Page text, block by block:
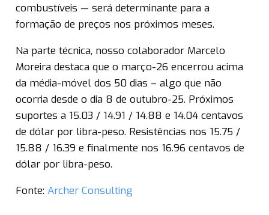
combustíveis — será determinante para a
formação de preços nos próximos meses.
Na parte técnica, nosso colaborador Marcelo
Moreira destaca que o março-26 encerrou acima
da média-móvel dos 50 dias – algo que não
ocorria desde o dia 8 de outubro-25. Próximos
suportes a 15.03 / 14.91 / 14.88 e 14.04 centavos
de dólar por libra-peso. Resistências nos 15.75 /
15.88 / 16.39 e finalmente nos 16.96 centavos de
dólar por libra-peso.
Fonte: Archer Consulting